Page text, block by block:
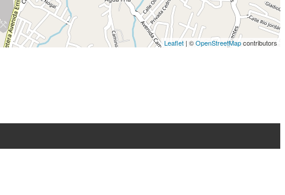
Leaflet | ©OpenStreetMapcontributors